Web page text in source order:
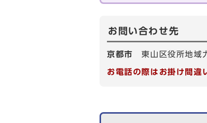
お問い合わせ先
京都市東山区役所地域
お電話の際はお掛け間違